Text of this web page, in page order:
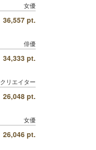
女優
36,557 pt.
俳優
34,333 pt.
クリエイター
26,048 pt.
女優
26,046 pt.